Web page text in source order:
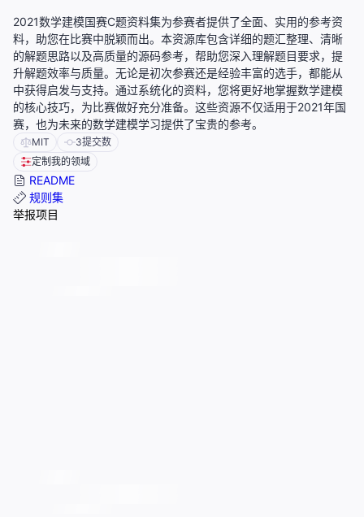
2021数学建模国赛C题资料集为参赛者提供了全面、实用的参考资
料，助您在比赛中脱颖而出。本资源库包含详细的题汇整理、清晰
的解题思路以及高质量的源码参考，帮助您深入理解题目要求，提
升解题效率与质量。无论是初次参赛还是经验丰富的选手，都能从
中获得启发与支持。通过系统化的资料，您将更好地掌握数学建模
的核心技巧，为比赛做好充分准备。这些资源不仅适用于2021年国
赛，也为未来的数学建模学习提供了宝贵的参考。
MIT 3提交数
定制我的领域
README
规则集
举报项目